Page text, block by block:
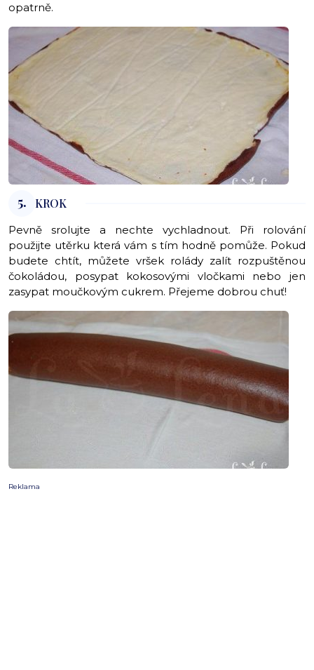
opatrně.
5. KROK
Pevně srolujte a nechte vychladnout. Při rolování
použijte utěrku která vám s tím hodně pomůže. Pokud
budete chtít, můžete vršek rolády zalít rozpuštěnou
čokoládou, posypat kokosovými vločkami nebo jen
zasypat moučkovým cukrem. Přejeme dobrou chuť!
Reklama